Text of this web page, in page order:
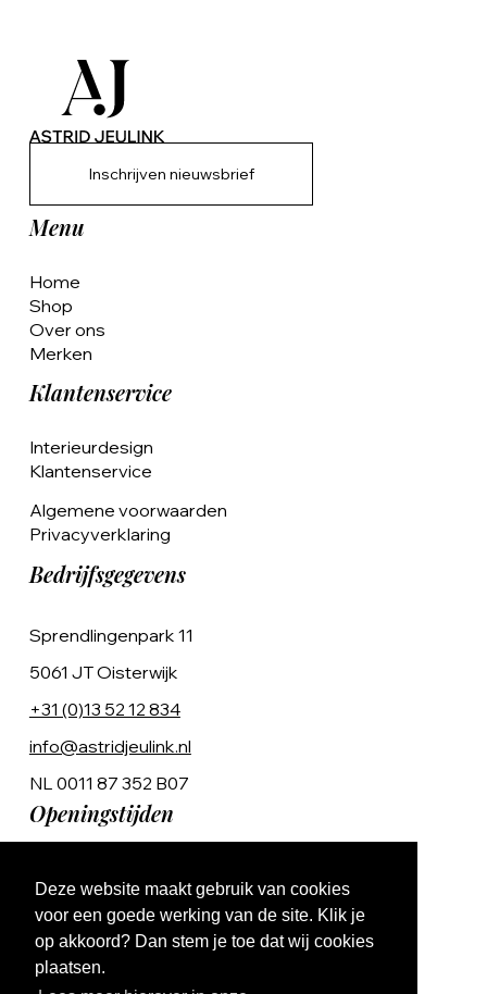
Deze website maakt gebruik van cookies
voor een goede werking van de site. Klik je
op akkoord? Dan stem je toe dat wij cookies
plaatsen.
Inschrijven nieuwsbrief
Menu
Home
Shop
Over ons
Merken
Klantenservice
Interieurdesign
Klantenservice
Algemene voorwaarden
Privacyverklaring
Bedrijfsgegevens
Sprendlingenpark 11
5061 JT Oisterwijk
+31 (0)13 52 12 834
info@astridjeulink.nl
NL 0011 87 352 B07
Openingstijden
Ma t/m Vr 9:00 - 17:00